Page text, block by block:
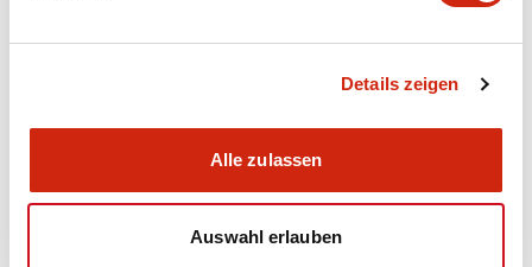
Details zeigen
Alle zulassen
Auswahl erlauben
Kataloge & Broschüren
.PDF498.62KB